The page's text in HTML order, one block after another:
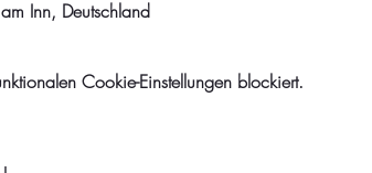
Inn, Deutschland
Cookie-Einstellungen blockiert.